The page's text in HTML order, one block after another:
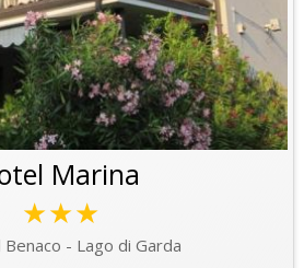
Marina
★★★
- Lago di Garda